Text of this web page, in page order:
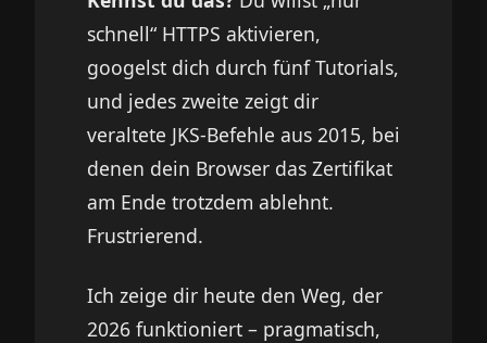
schnell“ HTTPS aktivieren,
googelst dich durch fünf Tutorials,
und jedes zweite zeigt dir
veraltete JKS-Befehle aus 2015, bei
denen dein Browser das Zertifikat
am Ende trotzdem ablehnt.
Frustrierend.
Ich zeige dir heute den Weg, der
2026 funktioniert – pragmatisch,